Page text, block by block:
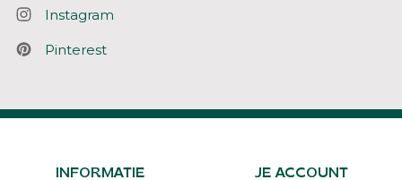
Instagram
Pinterest
INFORMATIE JE ACCOUNT